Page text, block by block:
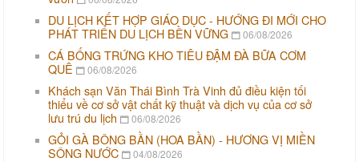
DU LỊCH KẾT HỢP GIÁO DỤC - HƯỚNG ĐI MỚI CHO
PHÁT TRIỂN DU LỊCH BỀN VỮNG
06/08/2026
CÁ BỐNG TRỨNG KHO TIÊU ĐẬM ĐÀ BỮA CƠM
QUÊ
06/08/2026
Khách sạn Văn Thái Bình Trà Vinh đủ điều kiện tối
thiểu về cơ sở vật chất kỹ thuật và dịch vụ của cơ sở
lưu trú du lịch
06/08/2026
GỎI GÀ BÔNG BẦN (HOA BẦN) - HƯƠNG VỊ MIỀN
SÔNG NƯỚC
04/08/2026